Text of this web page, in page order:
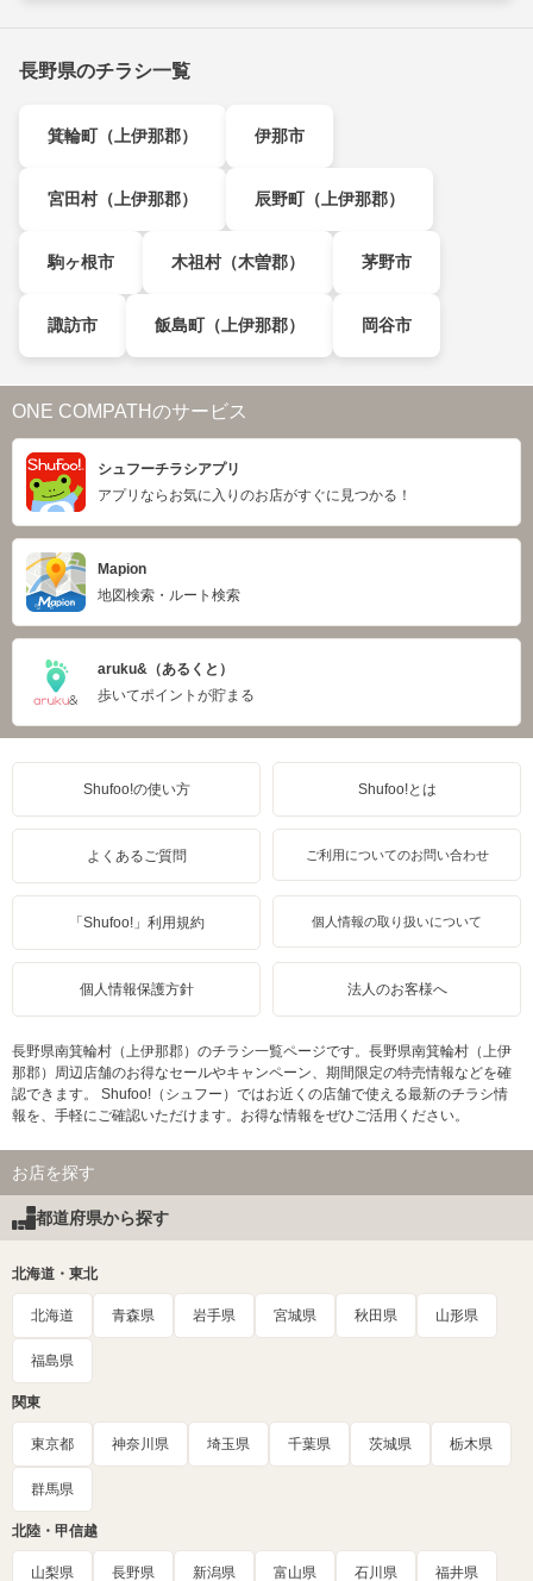
長野県のチラシ一覧
箕輪町（上伊那郡） 伊那市
宮田村（上伊那郡） 辰野町（上伊那郡）
駒ヶ根市 木祖村（木曽郡） 茅野市
諏訪市 飯島町（上伊那郡） 岡谷市
ONE COMPATHのサービス
シュフーチラシアプリ
アプリならお気に入りのお店がすぐに見つかる！
Mapion
地図検索・ルート検索
aruku&（あるくと）
歩いてポイントが貯まる
Shufoo!の使い方 Shufoo!とは
よくあるご質問 ご利用についてのお問い合わせ
「Shufoo!」利用規約 個人情報の取り扱いについて
個人情報保護方針 法人のお客様へ
長野県南箕輪村（上伊那郡）のチラシ一覧ページです。長野県南箕輪村（上伊
那郡）周辺店舗のお得なセールやキャンペーン、期間限定の特売情報などを確
認できます。 Shufoo!（シュフー）ではお近くの店舗で使える最新のチラシ情
報を、手軽にご確認いただけます。お得な情報をぜひご活用ください。
お店を探す
都道府県から探す
北海道・東北
北海道 青森県 岩手県 宮城県 秋田県 山形県
福島県
関東
東京都 神奈川県 埼玉県 千葉県 茨城県 栃木県
群馬県
北陸・甲信越
山梨県 長野県 新潟県 富山県 石川県 福井県